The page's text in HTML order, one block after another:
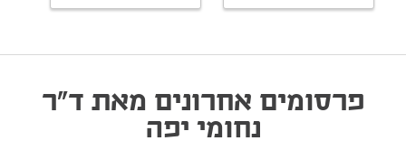
פרסומים אחרונים מאת ד"ר
נחומי יפה